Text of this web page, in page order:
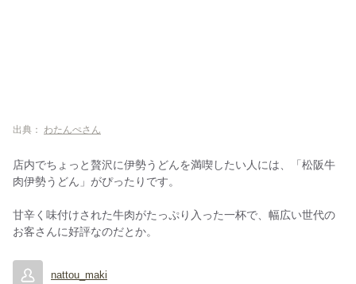
出典： わたんぺさん
店内でちょっと贅沢に伊勢うどんを満喫したい人には、「松阪牛
肉伊勢うどん」がぴったりです。
甘辛く味付けされた牛肉がたっぷり入った一杯で、幅広い世代の
お客さんに好評なのだとか。
nattou_maki